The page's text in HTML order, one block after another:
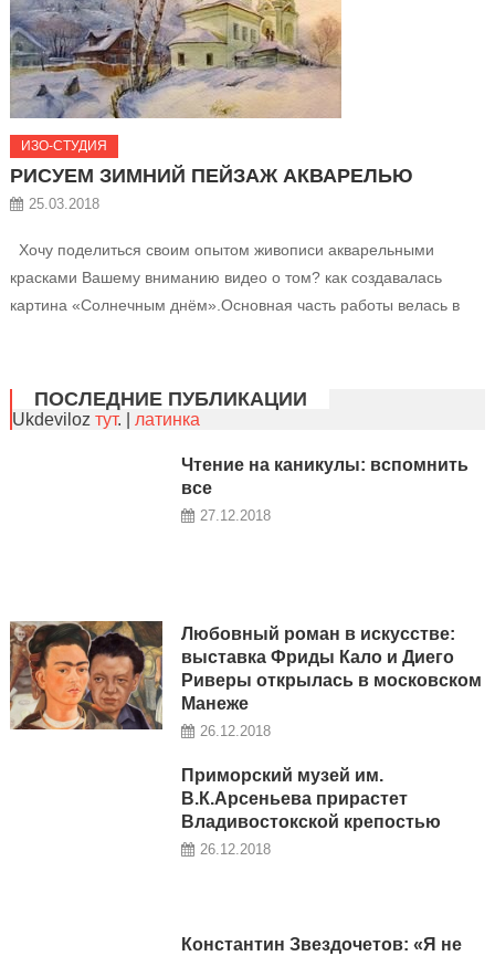
ИЗО-СТУДИЯ
РИСУЕМ ЗИМНИЙ ПЕЙЗАЖ АКВАРЕЛЬЮ
25.03.2018
Хочу поделиться своим опытом живописи акварельными
красками Вашему вниманию видео о том? как создавалась
картина «Солнечным днём».Основная часть работы велась в
ПОСЛЕДНИЕ ПУБЛИКАЦИИ
Ukdeviloz тут. | латинка
Чтение на каникулы: вспомнить
все
27.12.2018
Любовный роман в искусстве:
выставка Фриды Кало и Диего
Риверы открылась в московском
Манеже
26.12.2018
Приморский музей им.
В.К.Арсеньева прирастет
Владивостокской крепостью
26.12.2018
Константин Звездочетов: «Я не